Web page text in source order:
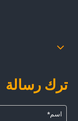
ترك رسالة